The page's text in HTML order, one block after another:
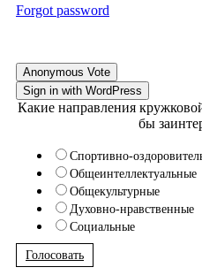
Forgot password
Anonymous Vote
Sign in with WordPress
Какие направления
бы
Спортивно-
Общеинтеллектуальные
Общекультурные
Духовно-нравственные
Социальные
Голосовать